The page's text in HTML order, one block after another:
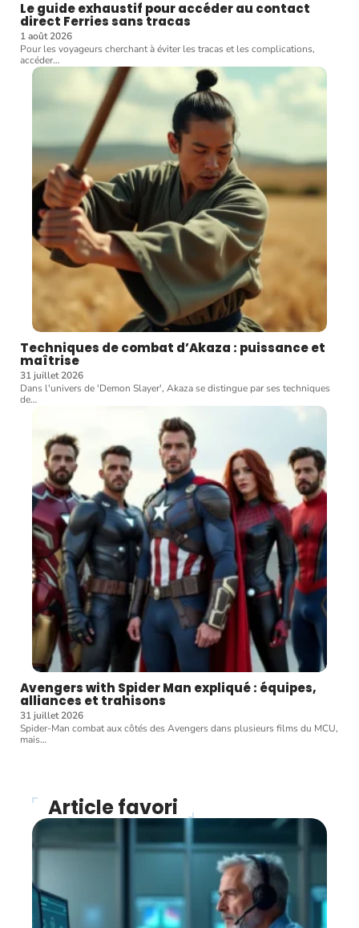
Le guide exhaustif pour accéder au contact
direct Ferries sans tracas
1 août 2026
Pour les voyageurs cherchant à éviter les tracas et les complications,
accéder…
Techniques de combat d’Akaza : puissance et
maîtrise
31 juillet 2026
Dans l'univers de 'Demon Slayer', Akaza se distingue par ses techniques
de…
Avengers with Spider Man expliqué : équipes,
alliances et trahisons
31 juillet 2026
Spider-Man combat aux côtés des Avengers dans plusieurs films du MCU,
mais…
Article favori